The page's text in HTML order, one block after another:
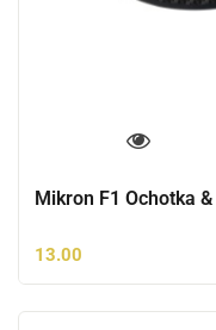
Mikron F1 Ochotka
13.00